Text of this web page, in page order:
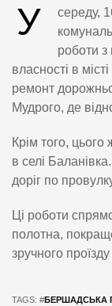
У
середу,
роботи з
власності в
ремонт
Мудрого, де
Крім того,
в селі
доріг по
Ці роботи
полотна,
зручного
TAGS: #БЕРШАДСЬКА